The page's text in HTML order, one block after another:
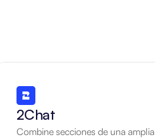
2Chat
Combine secciones de una amplia